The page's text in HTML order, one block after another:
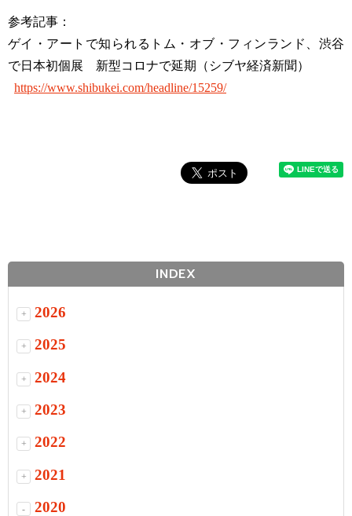
参考記事：
ゲイ・アートで知られるトム・オブ・フィンランド、渋谷
で日本初個展 新型コロナで延期（シブヤ経済新聞）
https://www.shibukei.com/headline/15259/
INDEX
+ 2026
+ 2025
+ 2024
+ 2023
+ 2022
+ 2021
- 2020